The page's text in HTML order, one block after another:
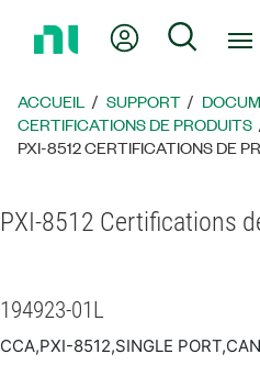
page
d’accueil
Mon compte
ACCUEIL SUPPORT
CERTIFICATIONS DE PRODUITS
PXI-8512 CERTIFICATIONS DE
PXI-8512 Certifications
194923-01L
CCA,PXI-8512,SINGLE